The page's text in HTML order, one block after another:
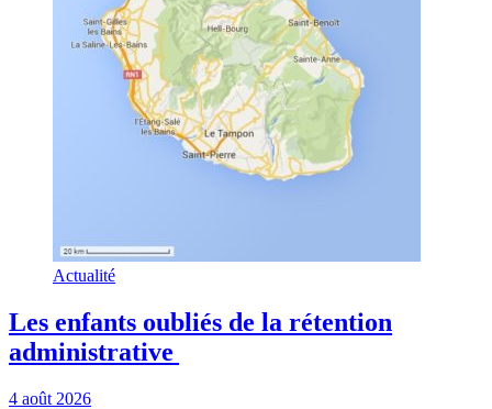
Actualité
Les enfants oubliés de la rétention
administrative
4 août 2026